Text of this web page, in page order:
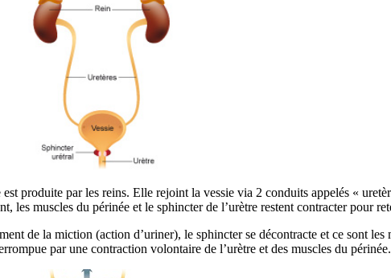
est produite par les reins. Elle rejoint la vessie via 2 conduits appelés «
les muscles du périnée et le sphincter de l’urètre restent contracter pour
de la miction (action d’uriner), le sphincter se décontracte et ce sont
par une contraction volontaire de l’urètre et des muscles du périnée.